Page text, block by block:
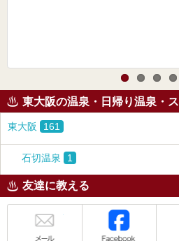
東大阪の温泉・日帰り温泉・
東大阪 161
石切温泉 1
友達に教える